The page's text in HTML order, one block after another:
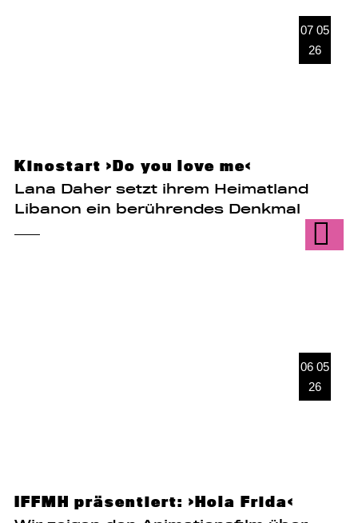
Kinostart ›Do you love me‹
Lana Daher setzt ihrem Heimatland
Libanon ein berührendes Denkmal
07 05
26
IFFMH präsentiert: ›Hola Frida‹
06 05
26